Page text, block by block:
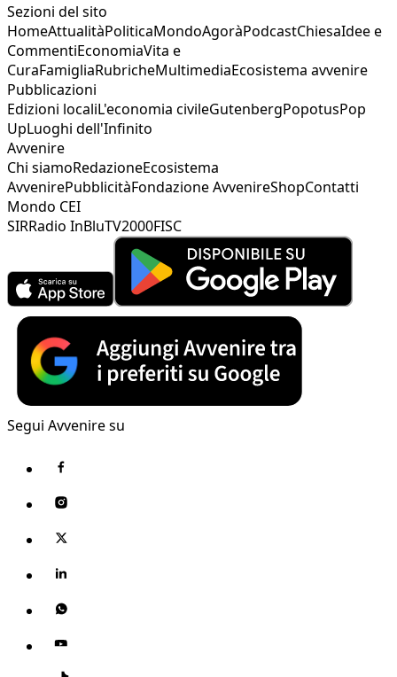
Sezioni del sito
HomeAttualitàPoliticaMondoAgoràPodcastChiesaIdee e
CommentiEconomiaVita e
CuraFamigliaRubricheMultimediaEcosistema avvenire
Pubblicazioni
Edizioni localiL'economia civileGutenbergPopotusPop
UpLuoghi dell'Infinito
Avvenire
Chi siamoRedazioneEcosistema
AvvenirePubblicitàFondazione AvvenireShopContatti
Mondo CEI
SIRRadio InBluTV2000FISC
Segui Avvenire su